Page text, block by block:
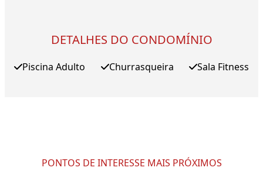
DETALHES DO CONDOMÍNIO
Piscina Adulto Churrasqueira Sala Fitness
PONTOS DE INTERESSE MAIS PRÓXIMOS